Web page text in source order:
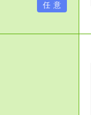
任意